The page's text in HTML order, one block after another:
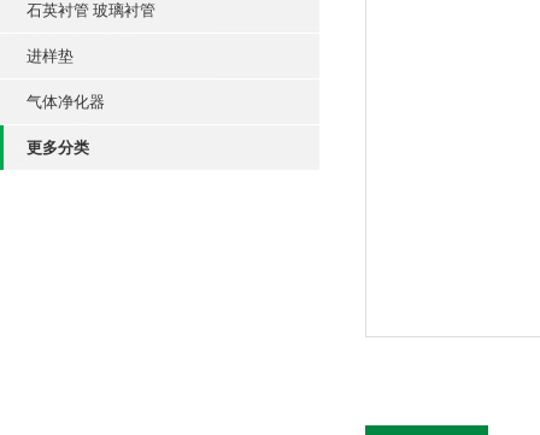
石英衬管 玻璃衬管
进样垫
气体净化器
更多分类